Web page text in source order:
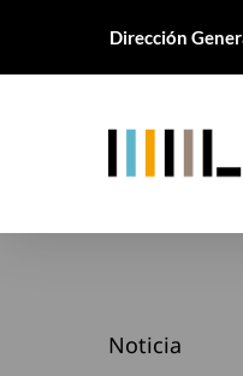
main
Dirección
Noticia